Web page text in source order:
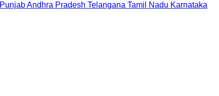
PunjabAndhra Pradesh Telangana Tamil Nadu Karnataka